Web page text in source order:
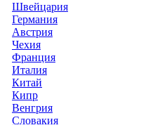
Швейцария
Германия
Австрия
Чехия
Франция
Италия
Китай
Кипр
Венгрия
Словакия